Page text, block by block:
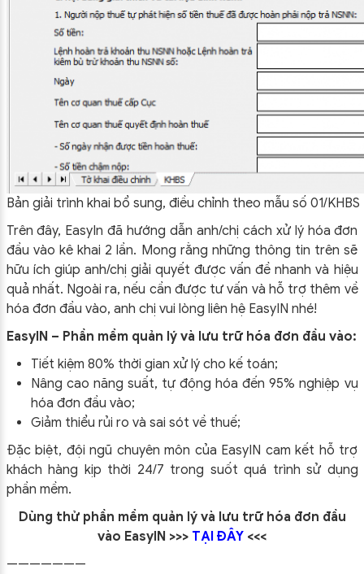
Bản giải trình khai bổ sung, điều chỉnh theo mẫu số 01/KHBS
Trên đây, EasyIn đã hướng dẫn anh/chị cách xử lý hóa đơn
đầu vào kê khai 2 lần. Mong rằng những thông tin trên sẽ
hữu ích giúp anh/chị giải quyết được vấn đề nhanh và hiệu
quả nhất. Ngoài ra, nếu cần được tư vấn và hỗ trợ thêm về
hóa đơn đầu vào, anh chị vui lòng liên hệ EasyIN nhé!
EasyIN – Phần mềm quản lý và lưu trữ hóa đơn đầu vào:
Tiết kiệm 80% thời gian xử lý cho kế toán;
Nâng cao năng suất, tự động hóa đến 95% nghiệp vụ
hóa đơn đầu vào;
Giảm thiểu rủi ro và sai sót về thuế;
Đặc biệt, đội ngũ chuyên môn của EasyIN cam kết hỗ trợ
khách hàng kịp thời 24/7 trong suốt quá trình sử dụng
phần mềm.
Dùng thử phần mềm quản lý và lưu trữ hóa đơn đầu
vào EasyIN >>> TẠI ĐÂY <<<
———————